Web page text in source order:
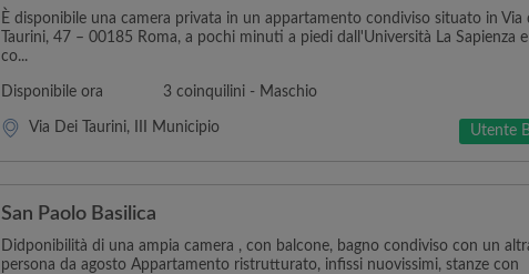
È disponibile una camera privata in un appartamento condiviso situato in Via
Taurini, 47 – 00185 Roma, a pochi minuti a piedi dall'Università La Sapienza
co...
Disponibile ora 3 coinquilini - Maschio
Via Dei Taurini, III Municipio Utente
San Paolo Basilica
Didponibilità di una ampia camera , con balcone, bagno condiviso con un
persona da agosto Appartamento ristrutturato, infissi nuovissimi, stanze con